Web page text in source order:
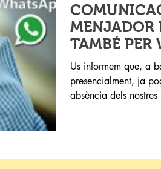
MENJADOR
TAMBÉ PER
Us informem que, a
presencialment, ja podem notificar l’assistència o
absència dels